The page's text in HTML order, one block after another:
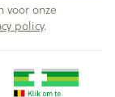
voor onze
policy.